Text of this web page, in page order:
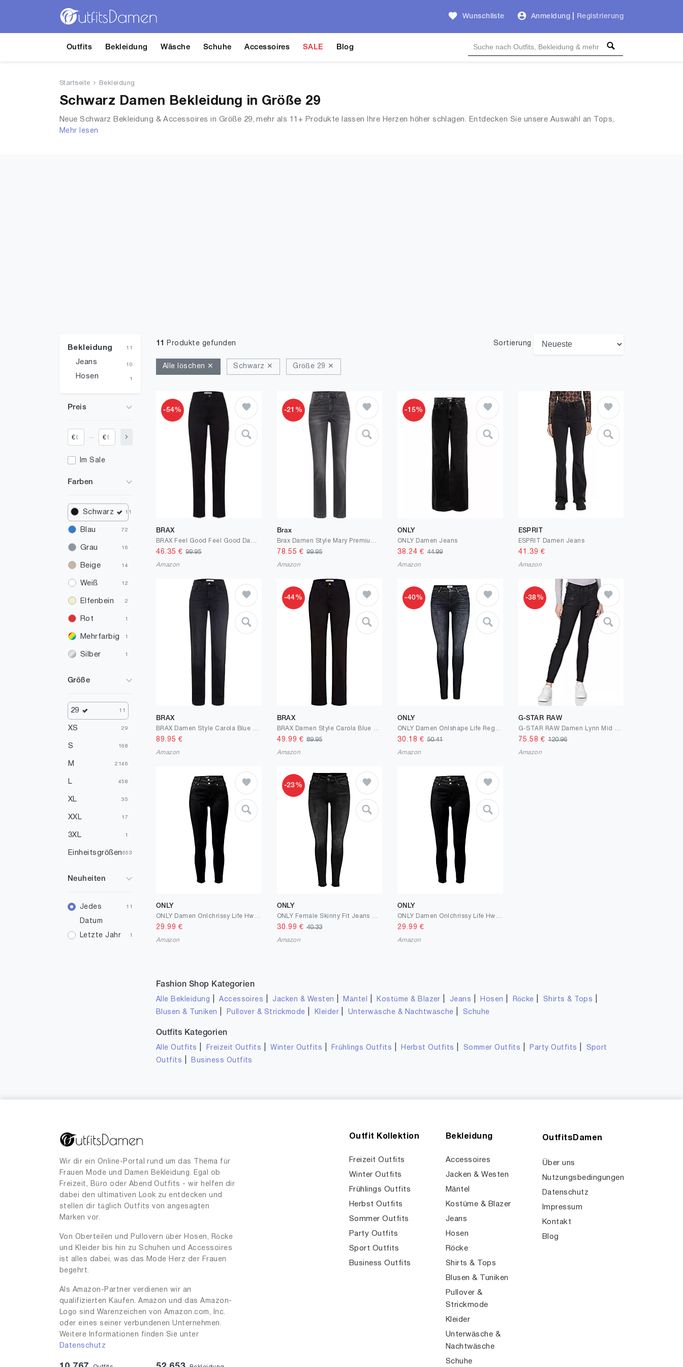
Wunschliste Anmeldung Registrierung
Outfits Bekleidung Wäsche Schuhe Accessoires SALE Blog
Startseite Bekleidung
Schwarz Damen Bekleidung in Größe 29
Neue Schwarz Bekleidung & Accessoires in Größe 29, mehr als 11+ Produkte lassen Ihre Herzen höher schlagen. Entdecken Sie unsere Auswahl an Tops,
T-Shirts, Accessoires, Unterwäsche & Dessous, Streetwear, Jacken, Mäntel & Westen und mehr.
Mehr lesen
Bekleidung 11
Jeans 10
Hosen 1
Preis
€ €
Im Sale
Farben
Schwarz 11
Blau 72
Grau 16
Beige 14
Weiß 12
Elfenbein 2
Rot 1
Mehrfarbig 1
Silber 1
Größe
29 11
XS 29
S 168
M 2146
L 458
XL 35
XXL 17
3XL 1
Einheitsgrößen 653
2 1
27 3
30 3
31
32 2
34.5
34 16
36 59
36.5
37 131
Neuheiten
Jedes
Datum
11
Letzte Jahr 1
11 Produkte gefunden Sortierung
Alle löschen ✕ Schwarz ✕ Größe 29 ✕
-54%
BRAX
46.35 €99.95
Amazon
-21%
Brax
78.55 € 99.95
Amazon
-15%
ONLY
ONLY Damen Jeans
38.24 €44.99
Amazon
ESPRIT
ESPRIT Damen Jeans
41.39 €
Amazon
BRAX
89.95 €
Amazon
-44%
BRAX
49.99 € 89.95
Amazon
-40%
ONLY
30.18 €50.41
Amazon
-38%
G-STAR RAW
75.58 € 120.96
Amazon
ONLY
29.99 €
Amazon
-23%
ONLY
30.99 € 40.33
Amazon
ONLY
29.99 €
Amazon
Fashion Shop Kategorien
Alle Bekleidung |Accessoires Jacken & Westen Mäntel Kostüme & Blazer Jeans Hosen Röcke Shirts & Tops
Blusen & Tuniken Pullover & Strickmode Kleider Unterwäsche & Nachtwäsche Schuhe
Outfits Kategorien
Alle Outfits Freizeit Outfits |Winter Outfits Frühlings Outfits Herbst Outfits Sommer Outfits Party Outfits
Sport
Outfits
Business Outfits
Wir dir ein Online-Portal rund um das Thema für
Frauen Mode und Damen Bekleidung. Egal ob
Freizeit, Büro oder Abend Outfits - wir helfen dir
dabei den ultimativen Look zu entdecken und
stellen dir täglich Outfits von angesagten
Marken vor.
Von Oberteilen und Pullovern über Hosen, Röcke
und Kleider bis hin zu Schuhen und Accessoires
ist alles dabei, was das Mode Herz der Frauen
begehrt.
Als Amazon-Partner verdienen wir an
qualifizierten Käufen. Amazon und das Amazon-
Logo sind Warenzeichen von Amazon.com, Inc.
oder eines seiner verbundenen Unternehmen.
Weitere Informationen finden Sie unter
Datenschutz
Outfit Kollektion
Freizeit Outfits
Winter Outfits
Frühlings Outfits
Herbst Outfits
Sommer Outfits
Party Outfits
Sport Outfits
Business Outfits
Bekleidung
Accessoires
Jacken & Westen
Mäntel
Kostüme & Blazer
Jeans
Hosen
Röcke
Shirts & Tops
Blusen & Tuniken
Pullover &
Strickmode
Kleider
Unterwäsche &
Nachtwäsche
Schuhe
OutfitsDamen
Über uns
Nutzungsbedingungen
Datenschutz
Impressum
Kontakt
Blog